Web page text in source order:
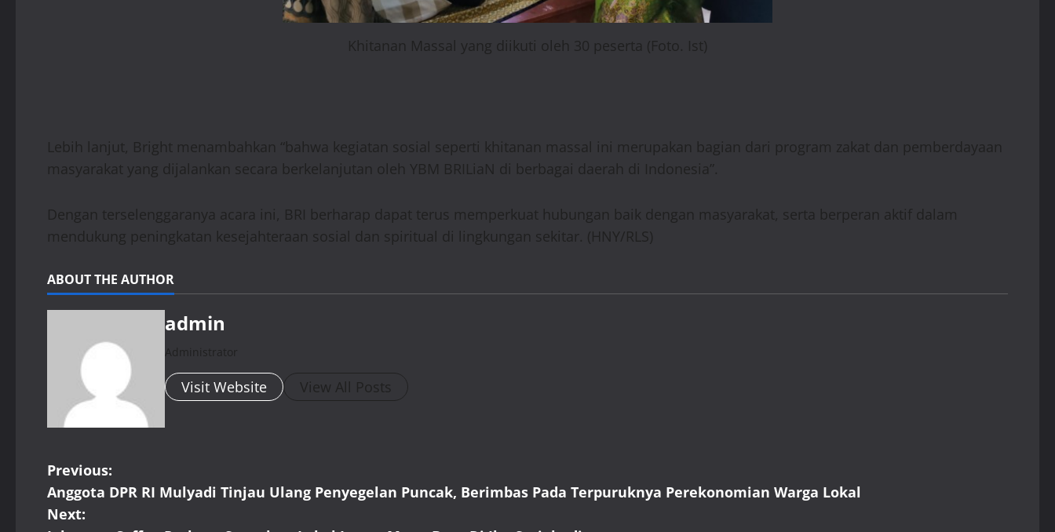
Khitanan Massal yang diikuti oleh 30 peserta (Foto. Ist)
Lebih lanjut, Bright menambahkan “bahwa kegiatan sosial seperti khitanan massal ini merupakan bagian dari program zakat dan pemberdayaan
masyarakat yang dijalankan secara berkelanjutan oleh YBM BRILiaN di berbagai daerah di Indonesia”.
Dengan terselenggaranya acara ini, BRI berharap dapat terus memperkuat hubungan baik dengan masyarakat, serta berperan aktif dalam
mendukung peningkatan kesejahteraan sosial dan spiritual di lingkungan sekitar. (HNY/RLS)
ABOUT THE AUTHOR
admin
Administrator
Visit Website View All Posts
P
o
Previous:
Anggota DPR RI Mulyadi Tinjau Ulang Penyegelan Puncak, Berimbas Pada Terpuruknya Perekonomian Warga Lokal
Next: